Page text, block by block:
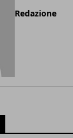
Redazione